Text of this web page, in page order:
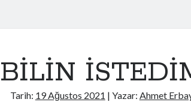
BİLİN
Tarih: 19 Ağustos 2021 | Yazar: Ahmet